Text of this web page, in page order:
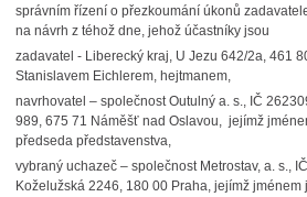
správním řízení o přezkoumání úkonů
na návrh z téhož dne, jehož účastníky jsou
zadavatel - Liberecký kraj, U Jezu 642/2a, 461
Stanislavem Eichlerem, hejtmanem,
navrhovatel – společnost Outulný a. s., IČ
989, 675 71 Náměšť nad Oslavou, jejímž
předseda představenstva,
vybraný uchazeč – společnost Metrostav, a. s.,
Koželužská 2246, 180 00 Praha, jejímž jménem